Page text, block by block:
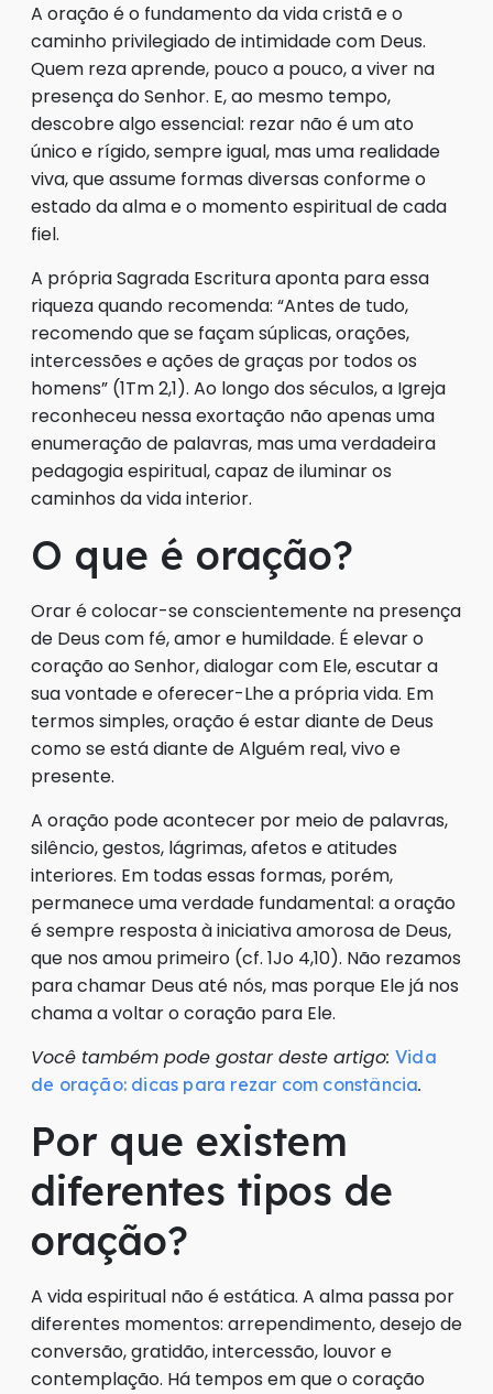
A oração é o fundamento da vida cristã e o
caminho privilegiado de intimidade com Deus.
Quem reza aprende, pouco a pouco, a viver na
presença do Senhor. E, ao mesmo tempo,
descobre algo essencial: rezar não é um ato
único e rígido, sempre igual, mas uma realidade
viva, que assume formas diversas conforme o
estado da alma e o momento espiritual de cada
fiel.
A própria Sagrada Escritura aponta para essa
riqueza quando recomenda: “Antes de tudo,
recomendo que se façam súplicas, orações,
intercessões e ações de graças por todos os
homens” (1Tm 2,1). Ao longo dos séculos, a Igreja
reconheceu nessa exortação não apenas uma
enumeração de palavras, mas uma verdadeira
pedagogia espiritual, capaz de iluminar os
caminhos da vida interior.
O que é oração?
Orar é colocar-se conscientemente na presença
de Deus com fé, amor e humildade. É elevar o
coração ao Senhor, dialogar com Ele, escutar a
sua vontade e oferecer-Lhe a própria vida. Em
termos simples, oração é estar diante de Deus
como se está diante de Alguém real, vivo e
presente.
A oração pode acontecer por meio de palavras,
silêncio, gestos, lágrimas, afetos e atitudes
interiores. Em todas essas formas, porém,
permanece uma verdade fundamental: a oração
é sempre resposta à iniciativa amorosa de Deus,
que nos amou primeiro (cf. 1Jo 4,10). Não rezamos
para chamar Deus até nós, mas porque Ele já nos
chama a voltar o coração para Ele.
Você também pode gostar deste artigo: Vida
de oração: dicas para rezar com constância.
Por que existem
diferentes tipos de
oração?
A vida espiritual não é estática. A alma passa por
diferentes momentos: arrependimento, desejo de
conversão, gratidão, intercessão, louvor e
contemplação. Há tempos em que o coração